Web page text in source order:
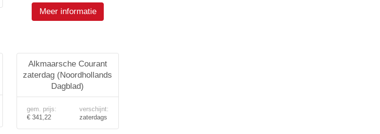
Meer informatie
Alkmaarsche Courant
zaterdag (Noordhollands
Dagblad)
gem. prijs:
€ 341,22
verschijnt:
zaterdags